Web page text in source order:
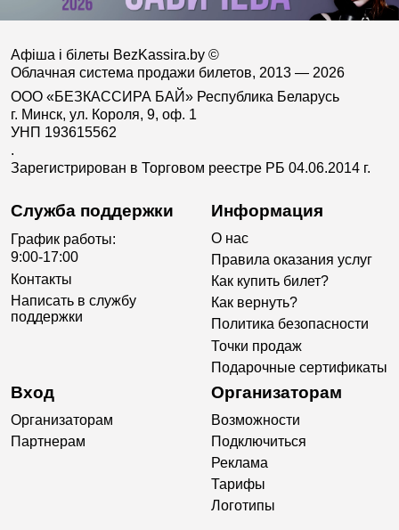
Афіша і білеты BezKassira.by ©
Облачная система продажи билетов, 2013 — 2026
ООО «БЕЗКАССИРА БАЙ» Республика Беларусь
г. Минск, ул. Короля, 9, оф. 1
УНП 193615562
.
Зарегистрирован в Торговом реестре РБ 04.06.2014 г.
Служба поддержки
График работы:
9:00-17:00
Контакты
Написать в службу
поддержки
Информация
О нас
Правила оказания услуг
Как купить билет?
Как вернуть?
Политика безопасности
Точки продаж
Подарочные сертификаты
Вход
Организаторам
Партнерам
Организаторам
Возможности
Подключиться
Реклама
Тарифы
Логотипы